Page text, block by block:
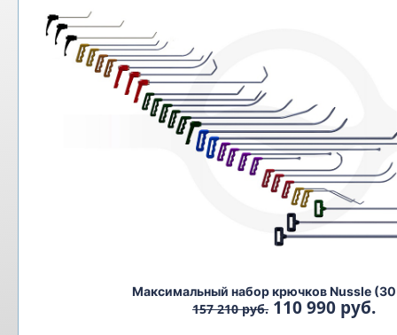
Максимальный набор крючков Nussle
157 210 руб. 110 990 руб.